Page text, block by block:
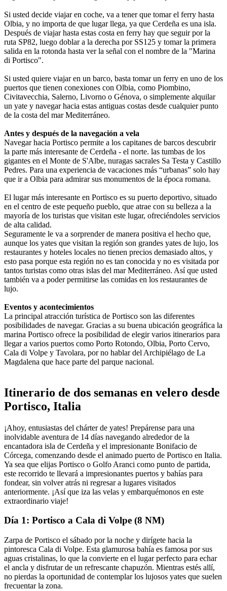
Si usted decide viajar en coche, va a tener que tomar el ferry hasta
Olbia, y no importa de que lugar llega, ya que Cerdeña es una isla.
Después de viajar hasta estas costa en ferry hay que seguir por la
ruta SP82, luego doblar a la derecha por SS125 y tomar la primera
salida en la rotonda hasta ver la señal con el nombre de la "Marina
di Portisco".
Si usted quiere viajar en un barco, basta tomar un ferry en uno de los
puertos que tienen conexiones con Olbia, como Piombino,
Civitavecchia, Salerno, Livorno o Génova, o simplemente alquilar
un yate y navegar hacia estas antiguas costas desde cualquier punto
de la costa del mar Mediterráneo.
Antes y después de la navegación a vela
Navegar hacia Portisco permite a los capitanes de barcos descubrir
la parte más interesante de Cerdeña - el norte. las tumbas de los
gigantes en el Monte de S'Albe, nuragas sacrales Sa Testa y Castillo
Pedres. Para una experiencia de vacaciones más “urbanas” solo hay
que ir a Olbia para admirar sus monumentos de la época romana.
El lugar más interesante en Portisco es su puerto deportivo, situado
en el centro de este pequeño pueblo, que atrae con su belleza a la
mayoría de los turistas que visitan este lugar, ofreciéndoles servicios
de alta calidad.
Seguramente le va a sorprender de manera positiva el hecho que,
aunque los yates que visitan la región son grandes yates de lujo, los
restaurantes y hoteles locales no tienen precios demasiado altos, y
esto pasa porque esta región no es tan conocida y no es visitada por
tantos turistas como otras islas del mar Mediterráneo. Así que usted
también va a poder permitirse las comidas en los restaurantes de
lujo.
Eventos y acontecimientos
La principal atracción turística de Portisco son las diferentes
posibilidades de navegar. Gracias a su buena ubicación geográfica la
marina Portisco ofrece la posibilidad de elegir varios itinerarios para
llegar a varios puertos como Porto Rotondo, Olbia, Porto Cervo,
Cala di Volpe y Tavolara, por no hablar del Archipiélago de La
Magdalena que hace parte del parque nacional.
Itinerario de dos semanas en velero desde
Portisco, Italia
¡Ahoy, entusiastas del chárter de yates! Prepárense para una
inolvidable aventura de 14 días navegando alrededor de la
encantadora isla de Cerdeña y el impresionante Bonifacio de
Córcega, comenzando desde el animado puerto de Portisco en Italia.
Ya sea que elijas Portisco o Golfo Aranci como punto de partida,
este recorrido te llevará a impresionantes puertos y bahías para
fondear, sin volver atrás ni regresar a lugares visitados
anteriormente. ¡Así que iza las velas y embarquémonos en este
extraordinario viaje!
Día 1: Portisco a Cala di Volpe (8 NM)
Zarpa de Portisco el sábado por la noche y dirígete hacia la
pintoresca Cala di Volpe. Esta glamurosa bahía es famosa por sus
aguas cristalinas, lo que la convierte en el lugar perfecto para echar
el ancla y disfrutar de un refrescante chapuzón. Mientras estés allí,
no pierdas la oportunidad de contemplar los lujosos yates que suelen
frecuentar la zona.